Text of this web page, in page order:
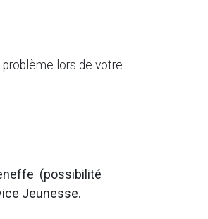
lors de votre
(possibilité
Jeunesse.